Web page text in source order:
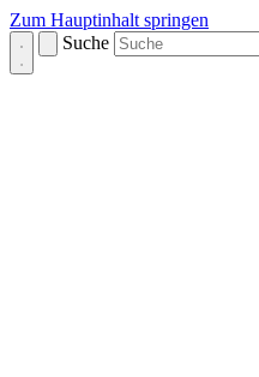
Zum Hauptinhalt springen
Suche